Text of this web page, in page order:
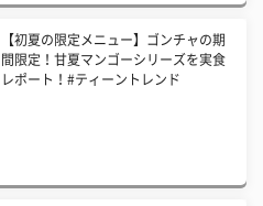
【初夏の限定メニュー】ゴンチャの期
間限定！甘夏マンゴーシリーズを実食
レポート！#ティーントレンド